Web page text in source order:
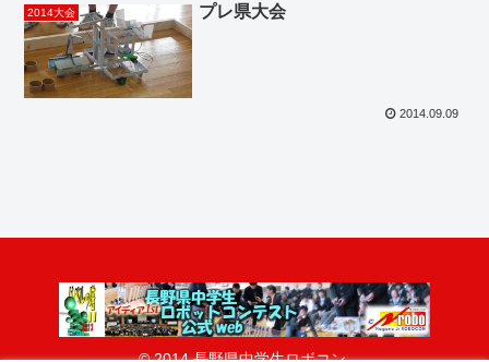
2014大会 プレ県大会
2014.09.09